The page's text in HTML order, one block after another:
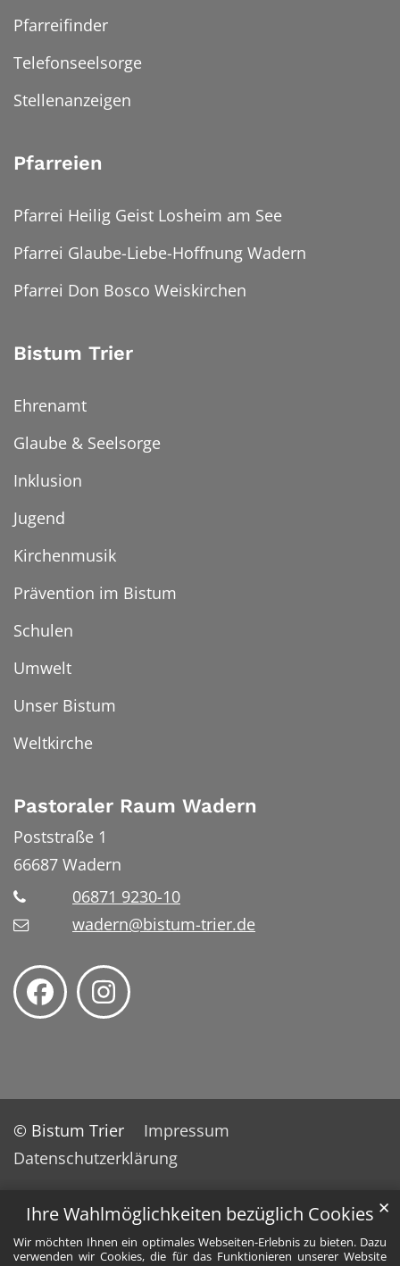
Ihre Wahlmöglichkeiten bezüglich Cookies
Wir möchten Ihnen ein optimales Webseiten-Erlebnis zu bieten. Dazu
verwenden wir Cookies, die für das Funktionieren unserer Website
✕
Pfarreifinder
Telefonseelsorge
Stellenanzeigen
Pfarreien
Pfarrei Heilig Geist Losheim am See
Pfarrei Glaube-Liebe-Hoffnung Wadern
Pfarrei Don Bosco Weiskirchen
Bistum Trier
Ehrenamt
Glaube & Seelsorge
Inklusion
Jugend
Kirchenmusik
Prävention im Bistum
Schulen
Umwelt
Unser Bistum
Weltkirche
Pastoraler Raum Wadern
Poststraße 1
66687 Wadern
06871 9230-10
wadern@bistum-trier.de
© Bistum Trier
Impressum
Datenschutzerklärung